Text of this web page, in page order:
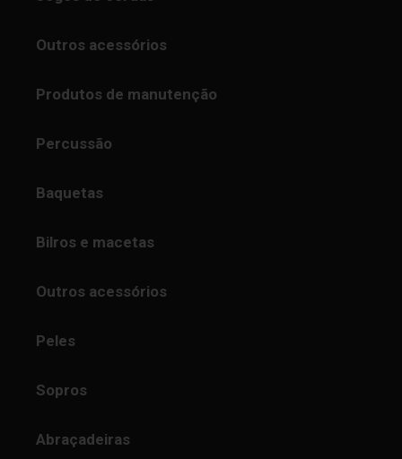
Outros acessórios
Produtos de manutenção
Percussão
Baquetas
Bilros e macetas
Outros acessórios
Peles
Sopros
Abraçadeiras